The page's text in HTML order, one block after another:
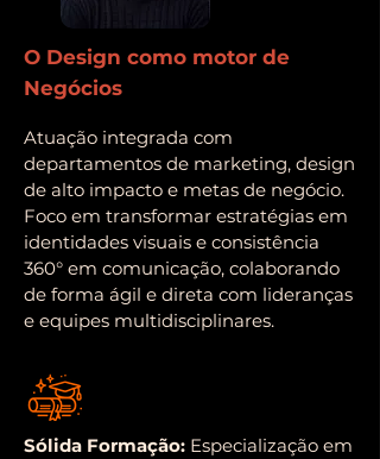
O Design como motor de
Negócios
Atuação integrada com
departamentos de marketing, design
de alto impacto e metas de negócio.
Foco em transformar estratégias em
identidades visuais e consistência
360° em comunicação, colaborando
de forma ágil e direta com lideranças
e equipes multidisciplinares.
Sólida Formação: Especialização em